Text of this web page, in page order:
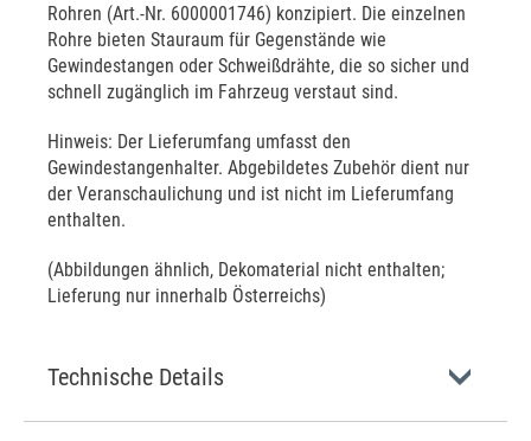
Rohren (Art.-Nr. 6000001746) konzipiert. Die einzelnen
Rohre bieten Stauraum für Gegenstände wie
Gewindestangen oder Schweißdrähte, die so sicher und
schnell zugänglich im Fahrzeug verstaut sind.
Hinweis: Der Lieferumfang umfasst den
Gewindestangenhalter. Abgebildetes Zubehör dient nur
der Veranschaulichung und ist nicht im Lieferumfang
enthalten.
(Abbildungen ähnlich, Dekomaterial nicht enthalten;
Lieferung nur innerhalb Österreichs)
Technische Details